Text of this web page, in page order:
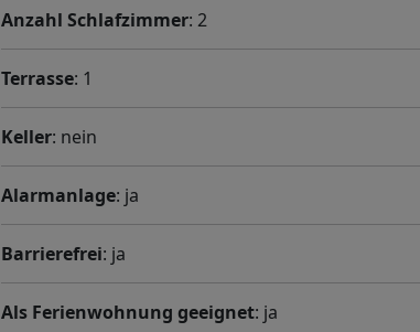
Anzahl Schlafzimmer: 2
Terrasse: 1
Keller: nein
Alarmanlage: ja
Barrierefrei: ja
Als Ferienwohnung geeignet: ja